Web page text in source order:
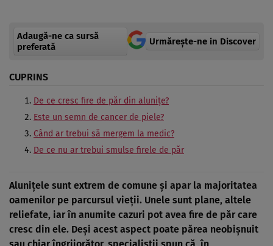
Adaugă-ne ca sursă
preferată
Urmărește-ne in Discover
CUPRINS
De ce cresc fire de păr din alunițe?
Este un semn de cancer de piele?
Când ar trebui să mergem la medic?
De ce nu ar trebui smulse firele de păr
Alunițele sunt extrem de comune și apar la majoritatea
oamenilor pe parcursul vieții. Unele sunt plane, altele
reliefate, iar în anumite cazuri pot avea fire de păr care
cresc din ele. Deși acest aspect poate părea neobișnuit